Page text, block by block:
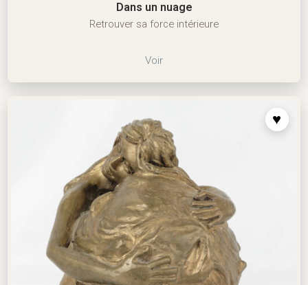
Dans un nuage
Retrouver sa force intérieure
Voir